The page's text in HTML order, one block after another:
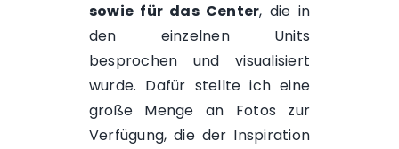
sowie für das Center, die in
den einzelnen Units
besprochen und visualisiert
wurde. Dafür stellte ich eine
große Menge an Fotos zur
Verfügung, die der Inspiration